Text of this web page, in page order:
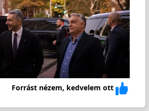
Forrást nézem, kedvelem ott